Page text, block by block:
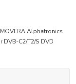
Alphatronics
C2/T2/S DVD